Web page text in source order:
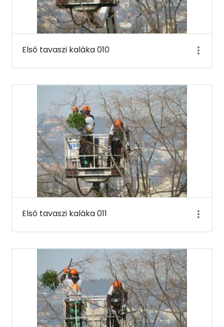
Első tavaszi kaláka 010
Első tavaszi kaláka 011